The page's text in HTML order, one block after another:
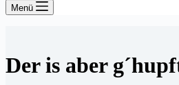
Menü
Der is aber